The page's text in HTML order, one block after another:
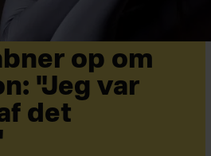
op om
"Jeg var
det